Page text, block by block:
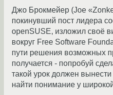
Джо Брокмейер (Joe
покинувший пост лидера
openSUSE, изложил своё
вокруг Free Software
пути решения возможных
получается - попробуй
такой урок должен
найти понимание у